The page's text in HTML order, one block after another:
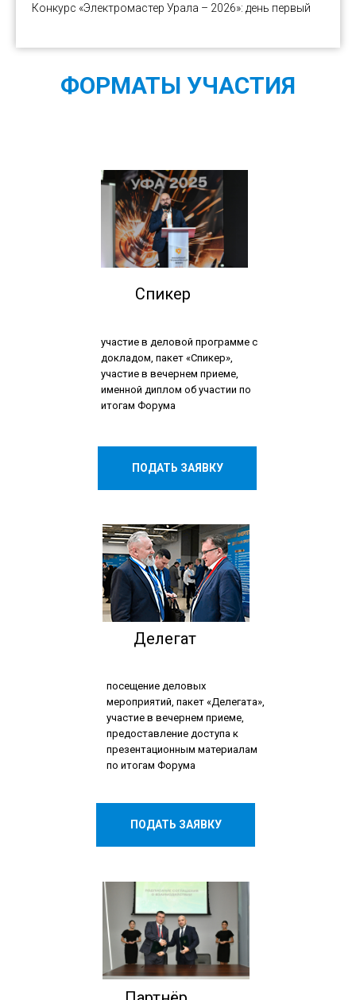
Конкурс «Электромастер Урала – 2026»: день первый
ФОРМАТЫ УЧАСТИЯ
участие в деловой программе с
докладом, пакет «Спикер»,
участие в вечернем приеме,
именной диплом об участии по
итогам Форума
посещение деловых
мероприятий, пакет «Делегата»,
участие в вечернем приеме,
предоставление доступа к
презентационным материалам
по итогам Форума
Делегат
Спикер
ПОДАТЬ ЗАЯВКУ
ПОДАТЬ ЗАЯВКУ